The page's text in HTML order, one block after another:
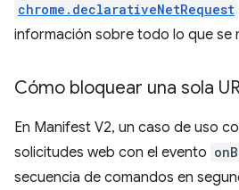
chrome.declarativeNetRequest
información sobre todo lo que se
Cómo bloquear una sola
En Manifest V2, un caso de uso
solicitudes web con el evento
secuencia de comandos en